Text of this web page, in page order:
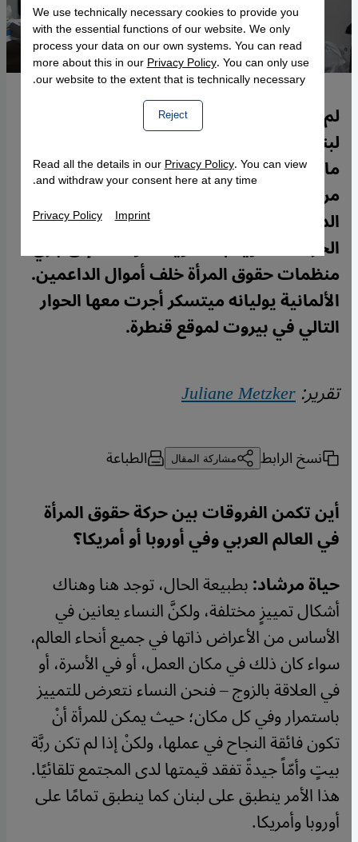
لم تكن جهود حركة حقوق المرأة ناجحة في
لبنان على مدى أكثر من سبعين عاما، بحسب
ما تقول الناشطة في مجال حقوق المرأة حياة
مرشاد، عضوة "التجمع النسائي
الديمقراطي"، ويعود هذا برأيها إلى قبول
الحركة النسوية بالتسويات، وكذلك إلى جري
منظمات حقوق المرأة خلف أموال الداعمين.
الألمانية يوليانه ميتسكر أجرت معها الحوار
التالي في بيروت لموقع قنطرة.
تقرير:Juliane Metzker
نسخ الرابط مشاركة المقال الطباعة
أين تكمن الفروقات بين حركة حقوق المرأة
في العالم العربي وفي أوروبا أو أمريكا؟
حياة مرشاد:بطبيعة الحال، توجد هنا وهناك
أشكال تمييزٍ مختلفة، ولكنَّ النساء يعانين في
الأساس من الأعراض ذاتها في جميع أنحاء العالم،
سواء كان ذلك في مكان العمل، أو في الأسرة، أو
في العلاقة بالزوج – فنحن النساء نتعرض للتمييز
باستمرار وفي كل مكان؛ حيث يمكن للمرأة أنْ
تكون فائقة النجاح في عملها، ولكنْ إذا لم تكن ربَّة
بيتٍ وأمّاً جيدةً تفقد قيمتها لدى المجتمع تلقائيًا.
هذا الأمر ينطبق على لبنان كما ينطبق تمامًا على
أوروبا وأمريكا.
We use technically necessary cookies to provide you
with the essential functions of our website. We only
process your data on our own systems. You can read
more about this in ourPrivacy Policy. You can only use
our website to the extent that is technically necessary.
Reject
Read all the details in ourPrivacy Policy. You can view
and withdraw your consent here at any time.
Privacy Policy Imprint